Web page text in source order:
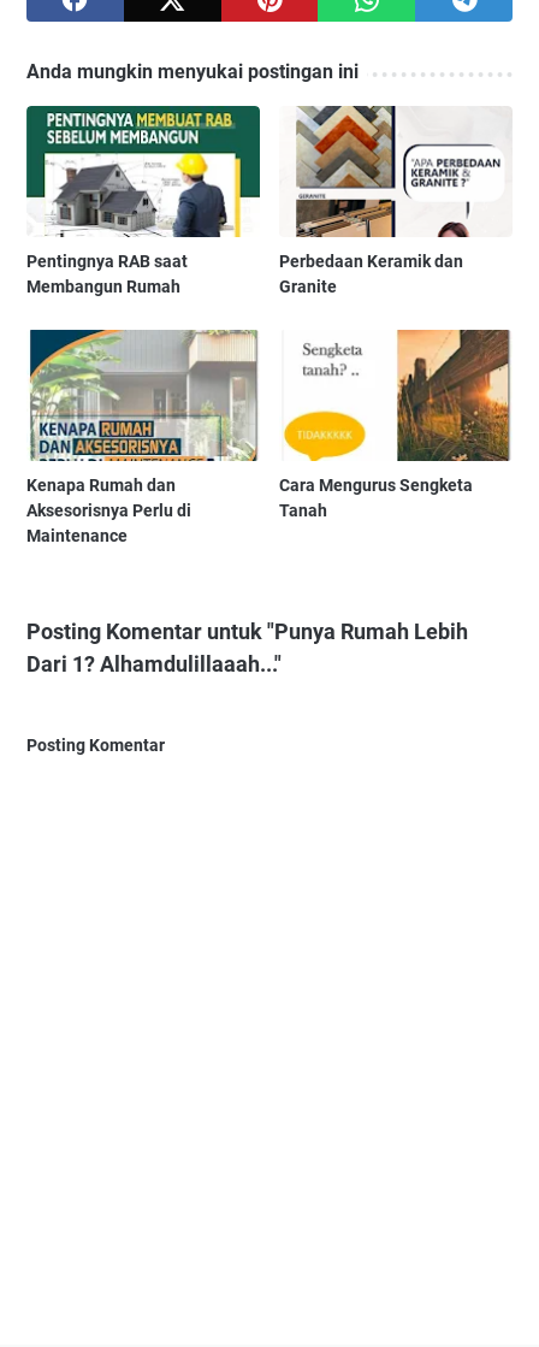
Anda mungkin menyukai postingan ini
Pentingnya RAB saat
Membangun Rumah
Perbedaan Keramik dan
Granite
Kenapa Rumah dan
Aksesorisnya Perlu di
Maintenance
Cara Mengurus Sengketa
Tanah
Posting Komentar untuk "Punya Rumah Lebih
Dari 1? Alhamdulillaaah..."
Posting Komentar